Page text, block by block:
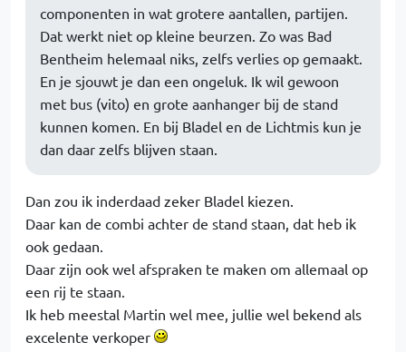
componenten in wat grotere aantallen, partijen.
Dat werkt niet op kleine beurzen. Zo was Bad
Bentheim helemaal niks, zelfs verlies op gemaakt.
En je sjouwt je dan een ongeluk. Ik wil gewoon
met bus (vito) en grote aanhanger bij de stand
kunnen komen. En bij Bladel en de Lichtmis kun je
dan daar zelfs blijven staan.
Dan zou ik inderdaad zeker Bladel kiezen.
Daar kan de combi achter de stand staan, dat heb ik
ook gedaan.
Daar zijn ook wel afspraken te maken om allemaal op
een rij te staan.
Ik heb meestal Martin wel mee, jullie wel bekend als
excelente verkoper